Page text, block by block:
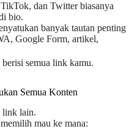
dan Twitter biasanya
bio.
banyak tautan penting
Google Form, artikel,
semua link kamu.
Semua Konten
link lain.
mau ke mana: